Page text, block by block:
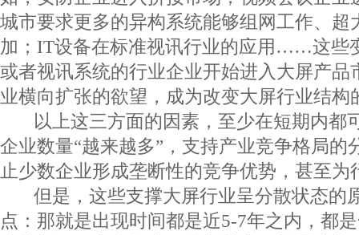
城市要求更多的异构系统能够组网工作、超
加；IT设备在标准视讯行业的应用……这些
或者视讯系统的行业企业开始进入大屏产品
业横向扩张的欲望，成为改变大屏行业结构
以上这三方面的因素，至少在短期内都
企业数量“越来越多”，支持产业竞争格局的
止少数企业形成垄断性的竞争优势，甚至为
但是，这些支撑大屏行业呈分散状态的
点：那就是出现时间都是近5-7年之内，都